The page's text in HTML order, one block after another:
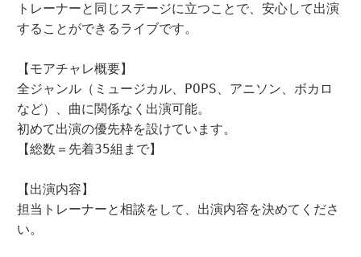
トレーナーと同じステージに立つことで、安心して出演
することができるライブです。
【モアチャレ概要】
全ジャンル（ミュージカル、POPS、アニソン、ボカロ
など）、曲に関係なく出演可能。
初めて出演の優先枠を設けています。
【総数＝先着35組まで】
【出演内容】
担当トレーナーと相談をして、出演内容を決めてくださ
い。